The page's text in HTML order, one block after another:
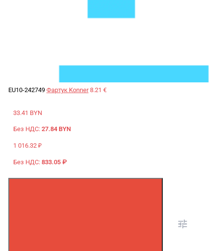
EU10-242749 Фартук Konner 8.21 €
33.41 BYN
Без НДС: 27.84 BYN
1 016.32 ₽
Без НДС: 833.05 ₽